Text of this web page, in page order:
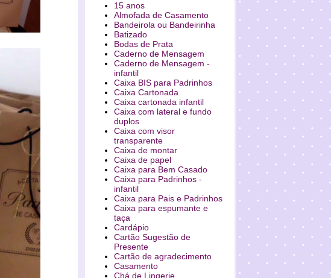
15 anos
Almofada de Casamento
Bandeirola ou Bandeirinha
Batizado
Bodas de Prata
Caderno de Mensagem
Caderno de Mensagem -
infantil
Caixa BIS para Padrinhos
Caixa Cartonada
Caixa cartonada infantil
Caixa com lateral e fundo
duplos
Caixa com visor
transparente
Caixa de montar
Caixa de papel
Caixa para Bem Casado
Caixa para Padrinhos -
infantil
Caixa para Pais e Padrinhos
Caixa para espumante e
taça
Cardápio
Cartão Sugestão de
Presente
Cartão de agradecimento
Casamento
Chá de Lingerie